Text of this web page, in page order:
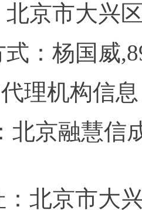
：北京
式：
理机构信息
北京融慧信
北京市大